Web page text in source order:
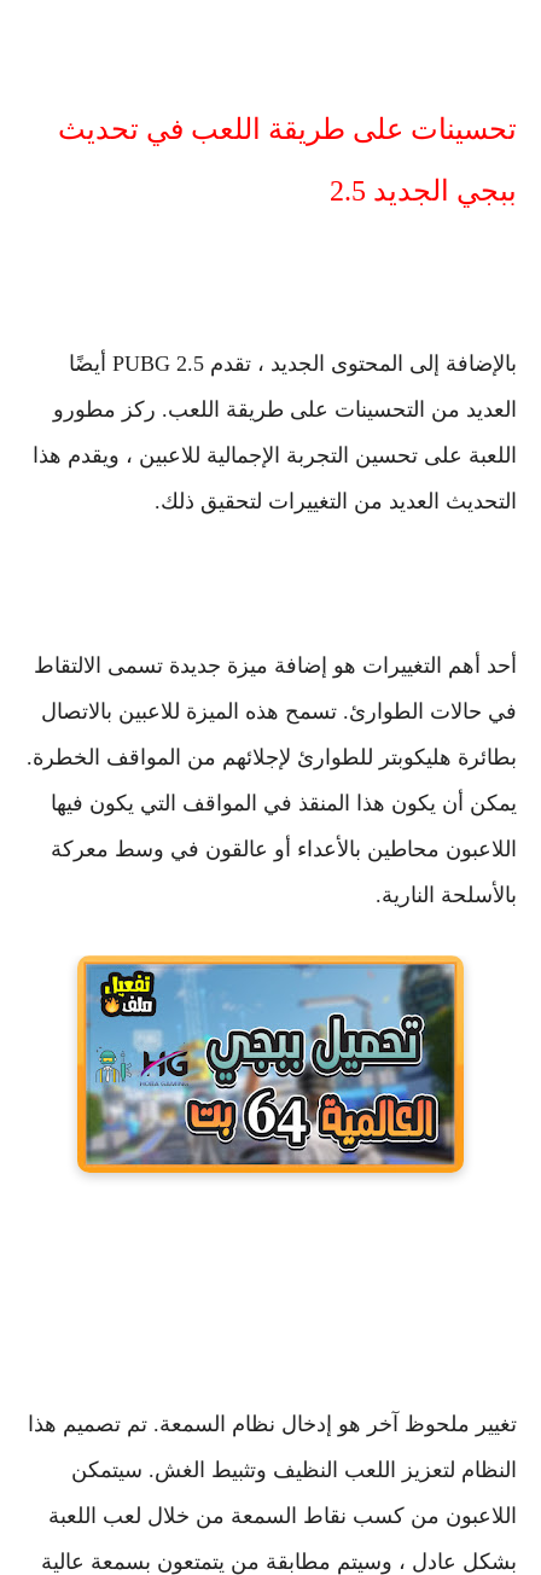
تحسينات على طريقة اللعب في تحديث
ببجي الجديد 2.5
بالإضافة إلى المحتوى الجديد ، تقدم PUBG 2.5 أيضًا
العديد من التحسينات على طريقة اللعب. ركز مطورو
اللعبة على تحسين التجربة الإجمالية للاعبين ، ويقدم هذا
التحديث العديد من التغييرات لتحقيق ذلك.
أحد أهم التغييرات هو إضافة ميزة جديدة تسمى الالتقاط
في حالات الطوارئ. تسمح هذه الميزة للاعبين بالاتصال
بطائرة هليكوبتر للطوارئ لإجلائهم من المواقف الخطرة.
يمكن أن يكون هذا المنقذ في المواقف التي يكون فيها
اللاعبون محاطين بالأعداء أو عالقون في وسط معركة
بالأسلحة النارية.
تغيير ملحوظ آخر هو إدخال نظام السمعة. تم تصميم هذا
النظام لتعزيز اللعب النظيف وتثبيط الغش. سيتمكن
اللاعبون من كسب نقاط السمعة من خلال لعب اللعبة
بشكل عادل ، وسيتم مطابقة من يتمتعون بسمعة عالية